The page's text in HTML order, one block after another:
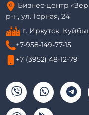
Бизнес-центр
р-н, ул. Горная, 24
г. Иркутск,
+7-958-149-77-15
+7 (3952) 48-12-79